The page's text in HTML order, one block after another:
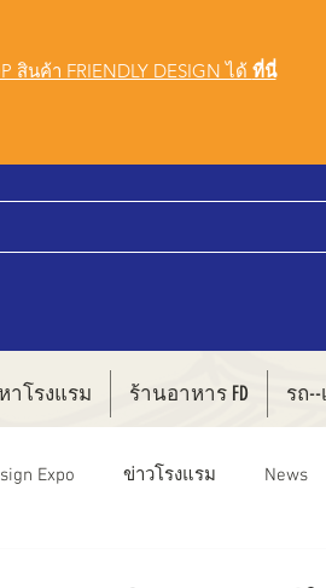
สินค้า FRIENDLY DESIGN ได้ ที่นี่
าโรงแรม ร้านอาหาร FD รถ--
Expo ข่าวโรงแรม News
ะให้เป็นศูนย์